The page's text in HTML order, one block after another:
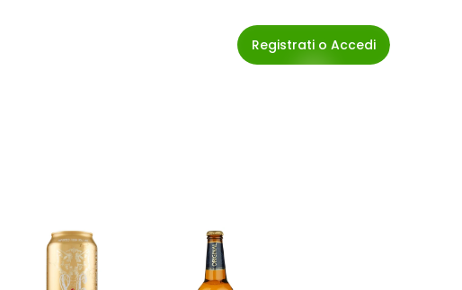
Registrati o Accedi